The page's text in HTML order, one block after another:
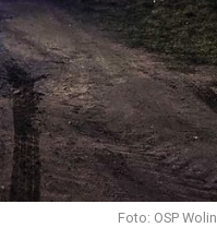
Foto: OSP Wolin